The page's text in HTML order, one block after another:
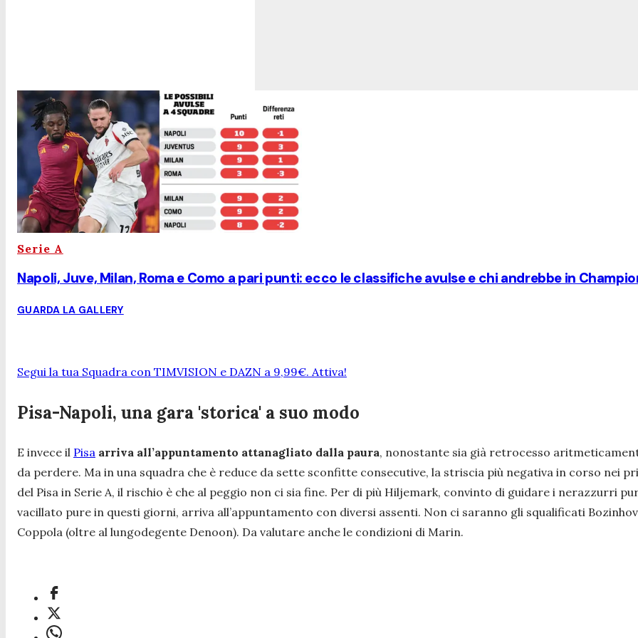
Serie A
Napoli, Juve, Milan, Roma e Como a pari punti: ecco le classifiche avulse e chi andrebbe in
GUARDA LA GALLERY
Segui la tua Squadra con TIMVISION e DAZN a 9,99€. Attiva!
Pisa-Napoli, una gara 'storica' a suo modo
E invece il Pisa arriva all’appuntamento attanagliato dalla paura, nonostante sia già retrocesso
da perdere. Ma in una squadra che è reduce da sette sconfitte consecutive, la striscia più negativa in corso nei
del Pisa in Serie A, il rischio è che al peggio non ci sia fine. Per di più Hiljemark, convinto di guidare i nerazzurri
vacillato pure in questi giorni, arriva all’appuntamento con diversi assenti. Non ci saranno gli squalificati
Coppola (oltre al lungodegente Denoon). Da valutare anche le condizioni di Marin.